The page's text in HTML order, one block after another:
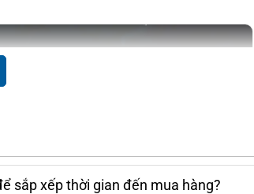
sắp xếp thời gian đến mua hàng?